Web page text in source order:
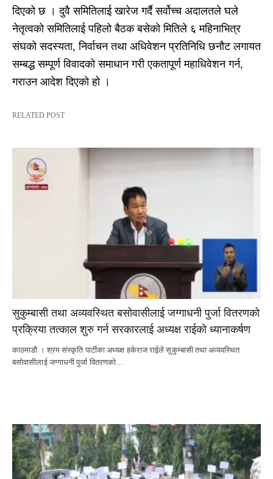
दिएको छ । दुवै समितिलाई खारेज गर्दै सर्वोच्च अदालतले घले
नेतृत्वको समितिलाई पहिलो बैठक बसेको मितिले ६ महिनाभित्र
संघको सदस्यता, निर्वाचन तथा अधिवेशन प्रतिनिधि छनौट लगायत
सम्बद्ध सम्पूर्ण विवादको समाधान गरी एकतापूर्ण महाधिवेशन गर्न,
गराउन आदेश दिएको हो ।
RELATED POST
सुकुम्बासी तथा अव्यवस्थित बसोवासीलाई जग्गाधनी पुर्जा वितरणको
प्रक्रिया तत्काल शुरु गर्न सरकारलाई अध्यक्ष राईको ध्यानाकर्षण
काठमाडौ । श्रम संस्कृति पार्टीका अध्यक्ष हर्कराज राईले सुकुम्बासी तथा अव्यवस्थित
बसोवासीलाई जग्गाधनी पुर्जा वितरणको…